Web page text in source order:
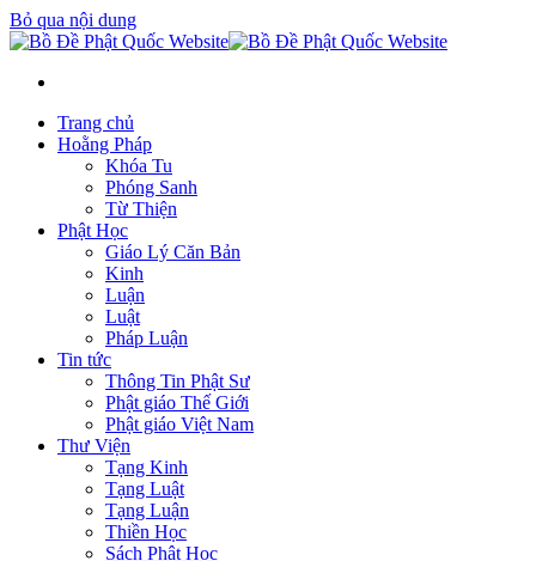
Bỏ qua nội dung
Trang chủ
Hoằng Pháp
Khóa Tu
Phóng Sanh
Từ Thiện
Phật Học
Giáo Lý Căn Bản
Kinh
Luận
Luật
Pháp Luận
Tin tức
Thông Tin Phật Sư
Phật giáo Thế Giới
Phật giáo Việt Nam
Thư Viện
Tạng Kinh
Tạng Luật
Tạng Luận
Thiền Học
Sách Phật Học